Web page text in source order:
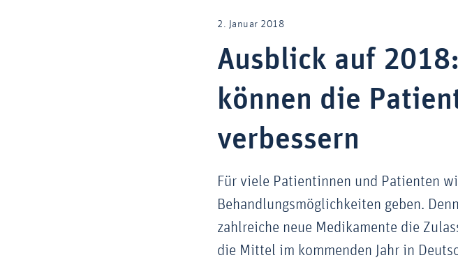
2. Januar 2018
Ausblick auf
können die
verbessern
Für viele Patientinnen und Patienten
Behandlungsmöglichkeiten geben.
zahlreiche neue Medikamente die
die Mittel im kommenden Jahr in